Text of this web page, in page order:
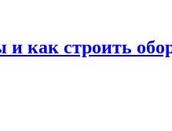
как строить